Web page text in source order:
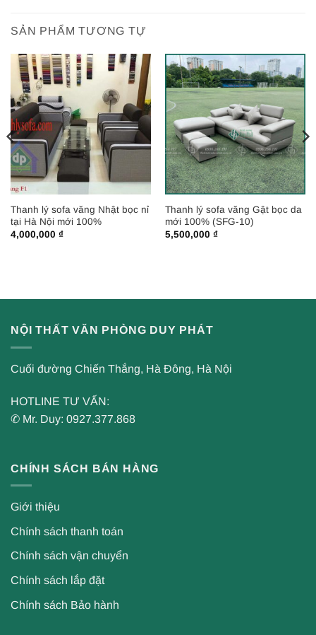
SẢN PHẨM TƯƠNG TỰ
Thanh lý sofa văng Nhật bọc nỉ
tại Hà Nội mới 100%
4,000,000 ₫
Thanh lý sofa văng Gật bọc da
mới 100% (SFG-10)
5,500,000 ₫
NỘI THẤT VĂN PHÒNG DUY PHÁT
Cuối đường Chiến Thắng, Hà Đông, Hà Nội
HOTLINE TƯ VẤN:
✆ Mr. Duy: 0927.377.868
CHÍNH SÁCH BÁN HÀNG
Giới thiệu
Chính sách thanh toán
Chính sách vận chuyển
Chính sách lắp đặt
Chính sách Bảo hành